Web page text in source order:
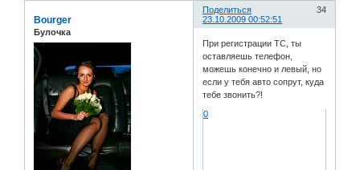
Поделиться
34
23.10.2009 00:52:51
Bourger
Булочка
При регистрации ТС, ты
оставляешь телефон,
можешь конечно и левый, но
если у тебя авто сопрут, куда
тебе звонить?!
0